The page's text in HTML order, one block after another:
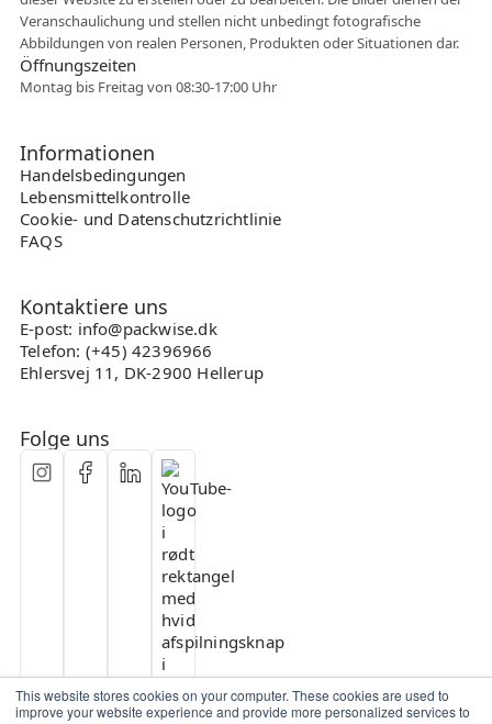
This website stores cookies on your computer. These cookies are used to
improve your website experience and provide more personalized services to
Veranschaulichung und stellen nicht unbedingt fotografische
Abbildungen von realen Personen, Produkten oder Situationen dar.
Öffnungszeiten
Montag bis Freitag von 08:30-17:00 Uhr
Informationen
Handelsbedingungen
Lebensmittelkontrolle
Cookie- und Datenschutzrichtlinie
FAQS
Kontaktiere uns
E-post: info@packwise.dk
Telefon: (+45) 42396966
Ehlersvej 11, DK-2900 Hellerup
Folge uns